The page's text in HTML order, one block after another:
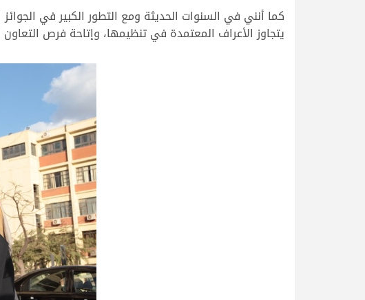
كما أنني في السنوات الحديثة ومع التطور الكبير في
يتجاوز الأعراف المعتمدة في تنظيمها، وإتاحة فرص